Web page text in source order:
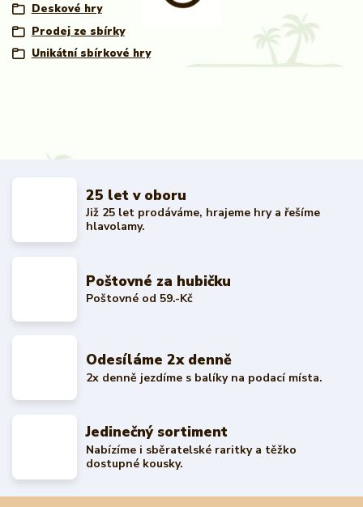
Deskové hry
Prodej ze sbírky
Unikátní sbírkové hry
25 let v oboru
Již 25 let prodáváme, hrajeme hry a řešíme
hlavolamy.
Poštovné za hubičku
Poštovné od 59.-Kč
Odesíláme 2x denně
2x denně jezdíme s balíky na podací místa.
Jedinečný sortiment
Nabízíme i sběratelské raritky a těžko
dostupné kousky.